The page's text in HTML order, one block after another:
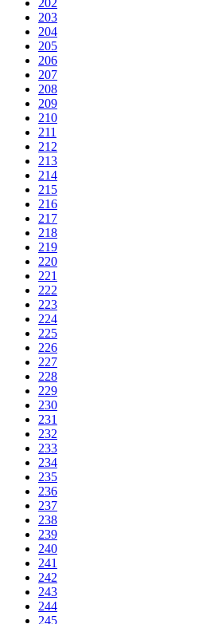
202
203
204
205
206
207
208
209
210
211
212
213
214
215
216
217
218
219
220
221
222
223
224
225
226
227
228
229
230
231
232
233
234
235
236
237
238
239
240
241
242
243
244
245